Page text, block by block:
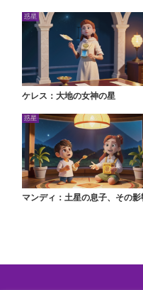
惑星
ケレス：大地の女神の星
惑星
マンディ：土星の息子、その影